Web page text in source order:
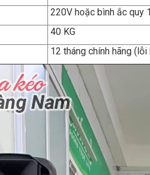
220V hoặc bình ắc quy
40 KG
12 tháng chính hãng